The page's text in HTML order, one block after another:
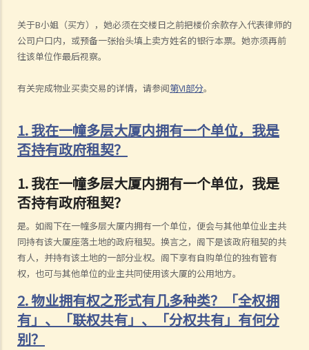
关于B小姐（买方），她必须在交楼日之前把楼价余款存入代表律师的
公司户口内，或预备一张抬头填上卖方姓名的银行本票。她亦须再前
往该单位作最后视察。
有关完成物业买卖交易的详情，请参阅第VI部分。
1. 我在一幢多层大厦内拥有一个单位，我是
否持有政府租契？
1. 我在一幢多层大厦内拥有一个单位，我是
否持有政府租契？
是。如阁下在一幢多层大厦内拥有一个单位，便会与其他单位业主共
同持有该大厦座落土地的政府租契。换言之，阁下是该政府租契的共
有人，并持有该土地的一部分业权。阁下享有自购单位的独有管有
权，也可与其他单位的业主共同使用该大厦的公用地方。
2. 物业拥有权之形式有几多种类？「全权拥
有」、「联权共有」、「分权共有」有何分
别？